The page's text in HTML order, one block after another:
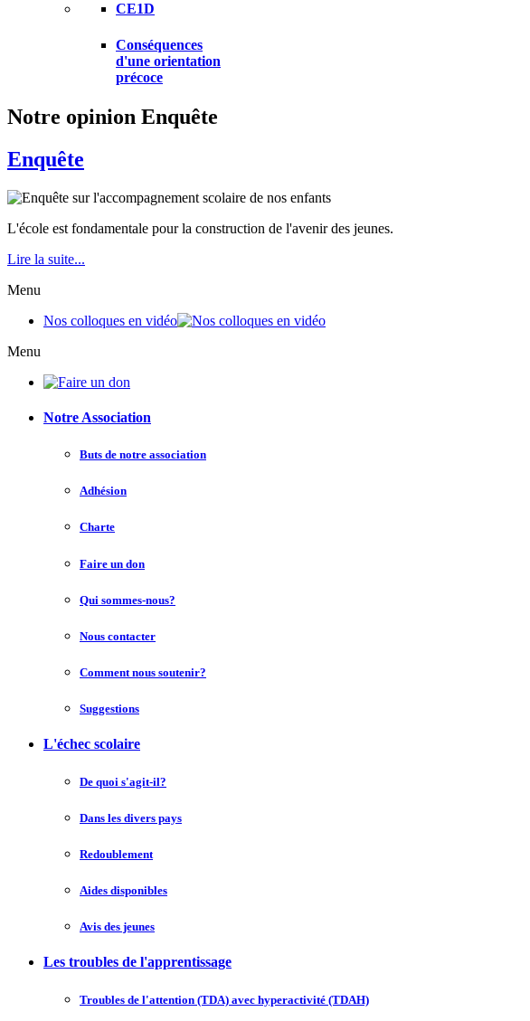
CE1D
Conséquences
d'une orientation
précoce
Notre opinion Enquête
Enquête
L'école est fondamentale pour la construction de l'avenir des jeunes.
Lire la suite...
Menu
Nos colloques en vidéo
Menu
Notre Association
Buts de notre association
Adhésion
Charte
Faire un don
Qui sommes-nous?
Nous contacter
Comment nous soutenir?
Suggestions
L'échec scolaire
De quoi s'agit-il?
Dans les divers pays
Redoublement
Aides disponibles
Avis des jeunes
Les troubles de l'apprentissage
Troubles de l'attention (TDA) avec hyperactivité (TDAH)